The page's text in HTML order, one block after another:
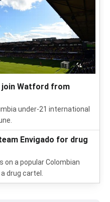
join Watford from
under-21 international
Envigado for drug
on a popular Colombian
drug cartel.